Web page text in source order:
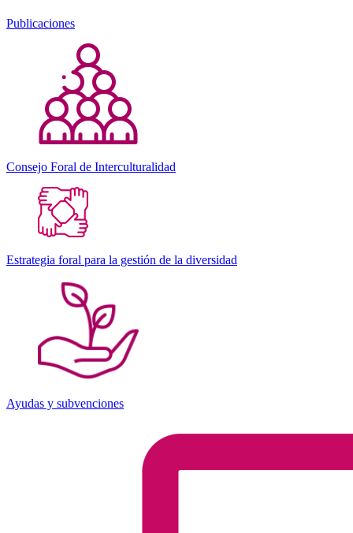
Publicaciones
Consejo Foral de Interculturalidad
Estrategia foral para la gestión de la diversidad
Ayudas y subvenciones